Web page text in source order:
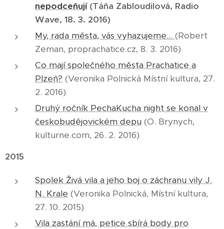
nepodceňují(Táňa Zabloudilová, Radio
Wave, 18. 3. 2016)
My, rada města, vás vyhazujeme... (Robert
Zeman, proprachatice.cz, 8. 3. 2016)
Co mají společného města Prachatice a
Plzeň? (Veronika Polnická Místní kultura, 27.
2. 2016)
Druhý ročník PechaKucha night se konal v
českobudějovickém depu (O. Brynych,
kulturne.com, 26. 2. 2016)
2015
Spolek Živá vila a jeho boj o záchranu vily J.
N. Krale (Veronika Polnická, Místní kultura,
27. 10. 2015)
Vila zastání má, petice sbírá body pro